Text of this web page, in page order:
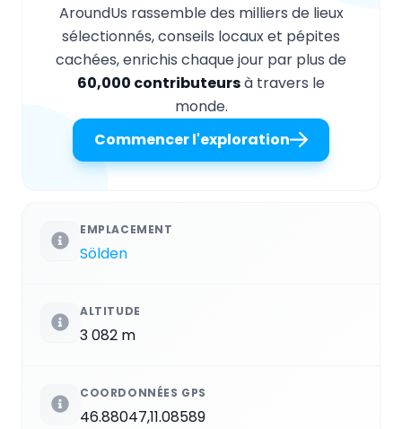
AroundUs rassemble des milliers de lieux
sélectionnés, conseils locaux et pépites
cachées, enrichis chaque jour par plus de
60,000 contributeursà travers le
monde.
Commencer l'exploration
EMPLACEMENT
Sölden
ALTITUDE
3 082 m
COORDONNÉES GPS
46.88047,11.08589